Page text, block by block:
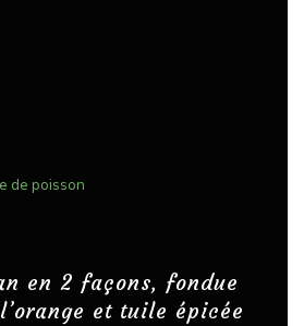
de poisson
en 2 façons, fondue
et tuile épicée